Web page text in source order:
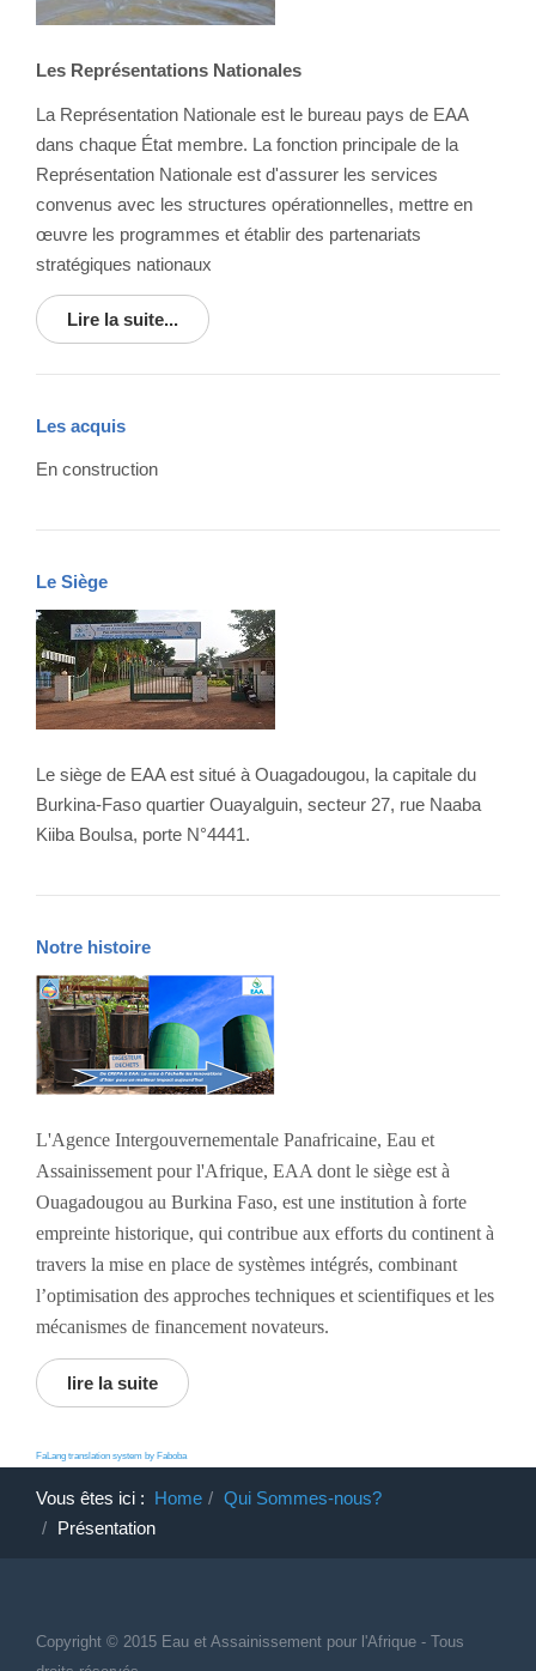
Les Représentations Nationales
La Représentation Nationale est le bureau pays de EAA
dans chaque État membre. La fonction principale de la
Représentation Nationale est d'assurer les services
convenus avec les structures opérationnelles, mettre en
œuvre les programmes et établir des partenariats
stratégiques nationaux
Lire la suite...
Les acquis
En construction
Le Siège
Le siège de EAA est situé à Ouagadougou, la capitale du
Burkina-Faso quartier Ouayalguin, secteur 27, rue Naaba
Kiiba Boulsa, porte N°4441.
Notre histoire
L'Agence Intergouvernementale Panafricaine, Eau et
Assainissement pour l'Afrique, EAA dont le siège est à
Ouagadougou au Burkina Faso, est une institution à forte
empreinte historique, qui contribue aux efforts du continent à
travers la mise en place de systèmes intégrés, combinant
l’optimisation des approches techniques et scientifiques et les
mécanismes de financement novateurs.
lire la suite
FaLang translation system by Faboba
Vous êtes ici : Home
Qui Sommes-nous?
Présentation
Copyright © 2015 Eau et Assainissement pour l'Afrique - Tous